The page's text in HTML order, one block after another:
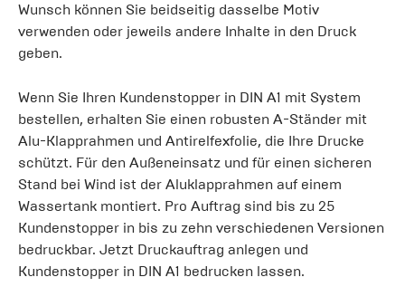
Wunsch können Sie beidseitig dasselbe Motiv
verwenden oder jeweils andere Inhalte in den Druck
geben.
Wenn Sie Ihren Kundenstopper in DIN A1 mit System
bestellen, erhalten Sie einen robusten A-Ständer mit
Alu-Klapprahmen und Antirelfexfolie, die Ihre Drucke
schützt. Für den Außeneinsatz und für einen sicheren
Stand bei Wind ist der Aluklapprahmen auf einem
Wassertank montiert. Pro Auftrag sind bis zu 25
Kundenstopper in bis zu zehn verschiedenen Versionen
bedruckbar. Jetzt Druckauftrag anlegen und
Kundenstopper in DIN A1 bedrucken lassen.